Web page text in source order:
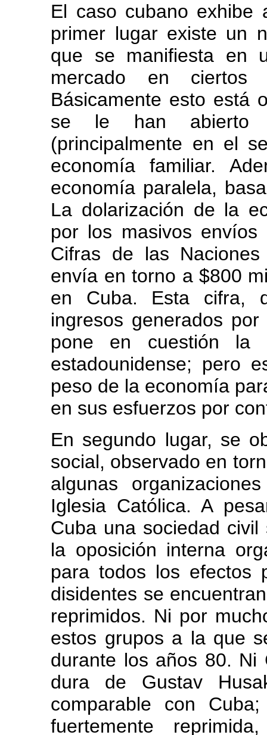
El caso cubano exhibe
primer lugar existe un
que se manifiesta en
mercado en ciertos
Básicamente esto está
se le han abierto
(principalmente en el
economía familiar.
economía paralela,
La dolarización de la
por los masivos
Cifras de las
envía en torno a $800
en Cuba. Esta cifra,
ingresos generados
pone en cuestión la
estadounidense; pero
peso de la economía
en sus esfuerzos por
En segundo lugar, se
social, observado en
algunas
Iglesia Católica. A
Cuba una sociedad
la oposición interna
para todos los efectos
disidentes se
reprimidos. Ni por
estos grupos a la que
durante los años 80. Ni
dura de Gustav
comparable con
fuertemente